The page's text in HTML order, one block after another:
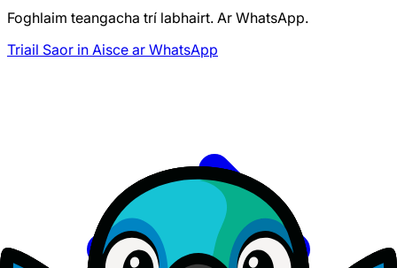
Foghlaim teangacha trí labhairt. Ar WhatsApp.
Triail Saor in Aisce ar WhatsApp